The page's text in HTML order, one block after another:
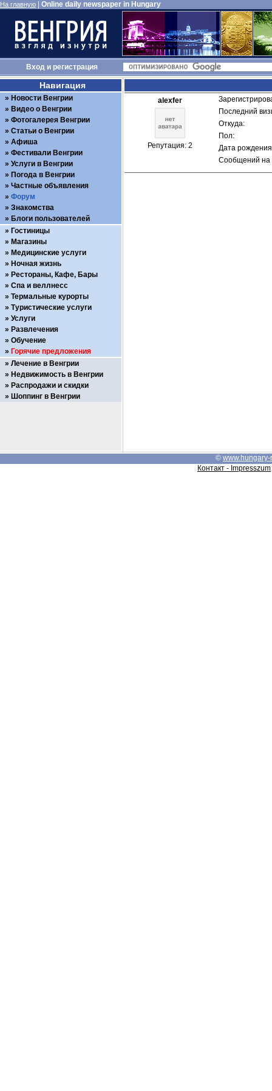
На главную Online daily newspaper in Hungary
Входи регистрация
alexfer
Репутация: 2
Последний
Откуда:
Пол:
Дата
Сообщений на
Навигация
Новости Венгрии
Видео о Венгрии
Фотогалерея Венгрии
Статьи о Венгрии
Афиша
Фестивали Венгрии
Услуги в Венгрии
Погода в Венгрии
Частные объявления
Форум
Знакомства
Блоги пользователей
Гостиницы
Магазины
Медицинские услуги
Ночная жизнь
Рестораны, Кафе, Бары
Спа и веллнесс
Термальные курорты
Туристические услуги
Услуги
Развлечения
Обучение
Горячие предложения
Лечение в Венгрии
Недвижимость в Венгрии
Распродажи и скидки
Шоппинг в Венгрии
© www.hungary-
Контакт - Impresszum